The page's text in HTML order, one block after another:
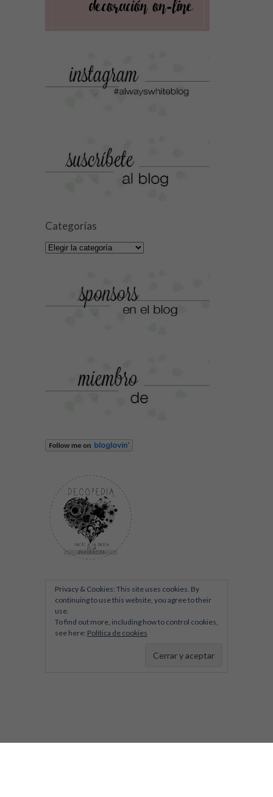
Categorías
Categorías
Privacy & Cookies: This site uses cookies. By
continuing to use this website, you agree to their
use.
To find out more, including how to control cookies,
see here: Política de cookies